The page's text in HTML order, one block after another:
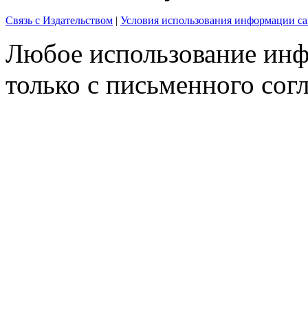
Связь с Издательством | Условия использования информации
Любое использование
только с письменного